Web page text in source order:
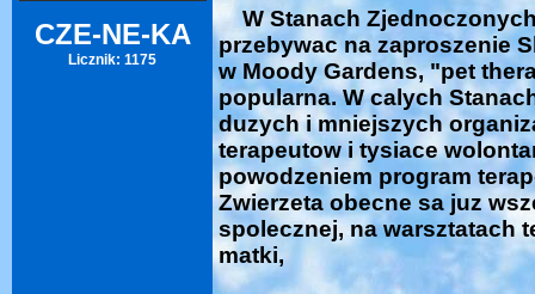
CZE-NE-KA
Licznik: 1175
W Stanach
przebywac na zaproszenie
w Moody Gardens, "pet
popularna. W calych
duzych i mniejszych
terapeutow i tysiace
powodzeniem program
Zwierzeta obecne sa juz
spolecznej, na warsztatach
matki,